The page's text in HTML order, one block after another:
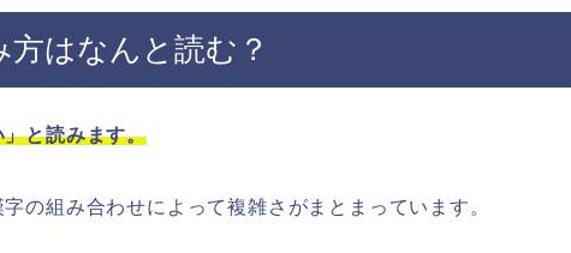
方はなんと読む？
と読みます。
の組み合わせによって複雑さがまとまっています。